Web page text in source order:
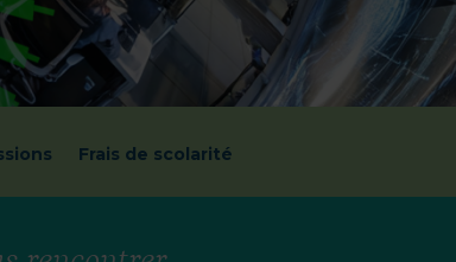
Frais de scolarité